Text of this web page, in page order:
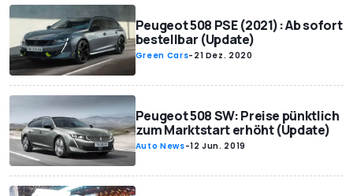
Peugeot 508 PSE (2021): Ab sofort
bestellbar (Update)
Green Cars- 21 Dez. 2020
Peugeot 508 SW: Preise pünktlich
zum Marktstart erhöht (Update)
Auto News-12 Jun. 2019